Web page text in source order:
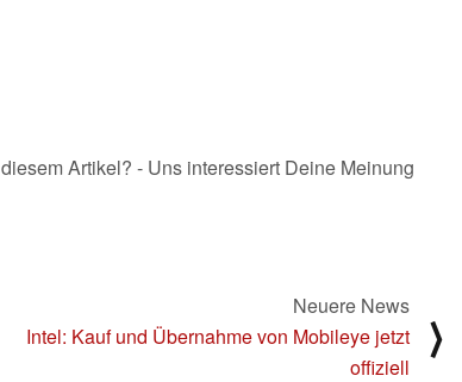
Artikel? - Uns interessiert Deine Meinung
Neuere News
Intel: Kauf und Übernahme von Mobileye jetzt
offiziell
⟩